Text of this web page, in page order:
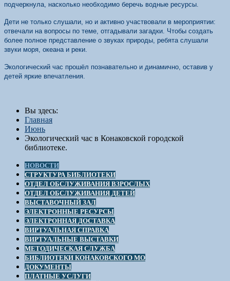
подчеркнула, насколько необходимо беречь водные ресурсы.
Дети не только слушали, но и активно участвовали в мероприятии:
отвечали на вопросы по теме, отгадывали загадки. Чтобы создать
более полное представление о звуках природы, ребята слушали
звуки моря, океана и реки.
Экологический час прошёл познавательно и динамично, оставив у
детей яркие впечатления.
Вы здесь:
Главная
Июнь
Экологический час в Конаковской городской
библиотеке.
НОВОСТИ
СТРУКТУРА БИБЛИОТЕКИ
ОТДЕЛ ОБСЛУЖИВАНИЯ ВЗРОСЛЫХ
ОТДЕЛ ОБСЛУЖИВАНИЯ ДЕТЕЙ
ВЫСТАВОЧНЫЙ ЗАЛ
ЭЛЕКТРОННЫЕ РЕСУРСЫ
ЭЛЕКТРОННАЯ ДОСТАВКА
ВИРТУАЛЬНАЯ СПРАВКА
ВИРТУАЛЬНЫЕ ВЫСТАВКИ
МЕТОДИЧЕСКАЯ СЛУЖБА
БИБЛИОТЕКИ КОНАКОВСКОГО МО
ДОКУМЕНТЫ
ПЛАТНЫЕ УСЛУГИ